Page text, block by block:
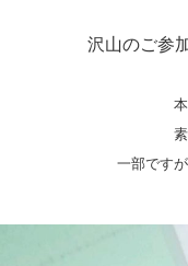
沢山のご参
一部です